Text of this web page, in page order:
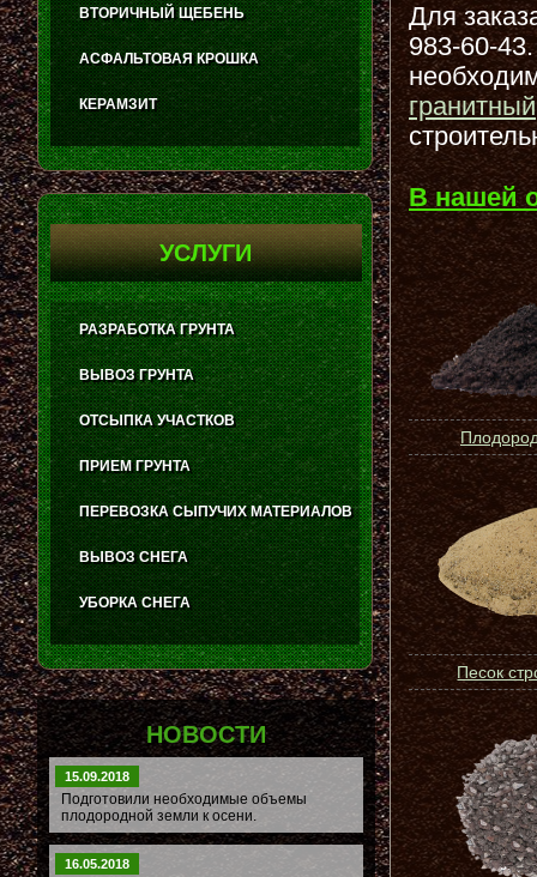
Для
983-60-
гранитный
В нашей
Песок
ВТОРИЧНЫЙ ЩЕБЕНЬ
АСФАЛЬТОВАЯ КРОШКА
КЕРАМЗИТ
УСЛУГИ
РАЗРАБОТКА ГРУНТА
ВЫВОЗ ГРУНТА
ОТСЫПКА УЧАСТКОВ
ПРИЕМ ГРУНТА
ПЕРЕВОЗКА СЫПУЧИХ МАТЕРИАЛОВ
ВЫВОЗ СНЕГА
УБОРКА СНЕГА
НОВОСТИ
15.09.2018
Подготовили необходимые объемы
плодородной земли к осени.
16.05.2018